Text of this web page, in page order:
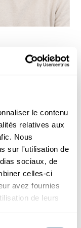
le contenu
relatives aux
Nous
sur l'utilisation de
sociaux, de
celles-ci
avez fournies
de leurs
little
healthcare...